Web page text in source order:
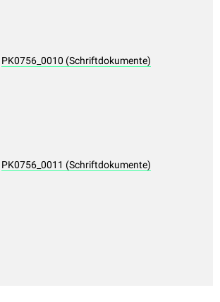
PK0756_0010 (Schriftdokumente)
PK0756_0011 (Schriftdokumente)